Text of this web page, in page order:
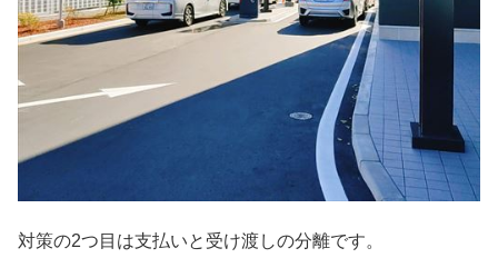
対策の2つ目は支払いと受け渡しの分離です。